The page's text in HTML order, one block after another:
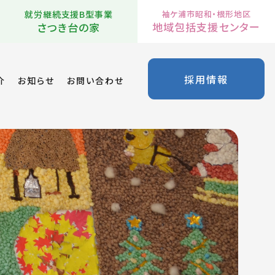
就労継続支援B型事業
さつき台の家
袖ケ浦市昭和・根形地区
地域包括支援センター
お知らせ お問い合わせ 採用情報